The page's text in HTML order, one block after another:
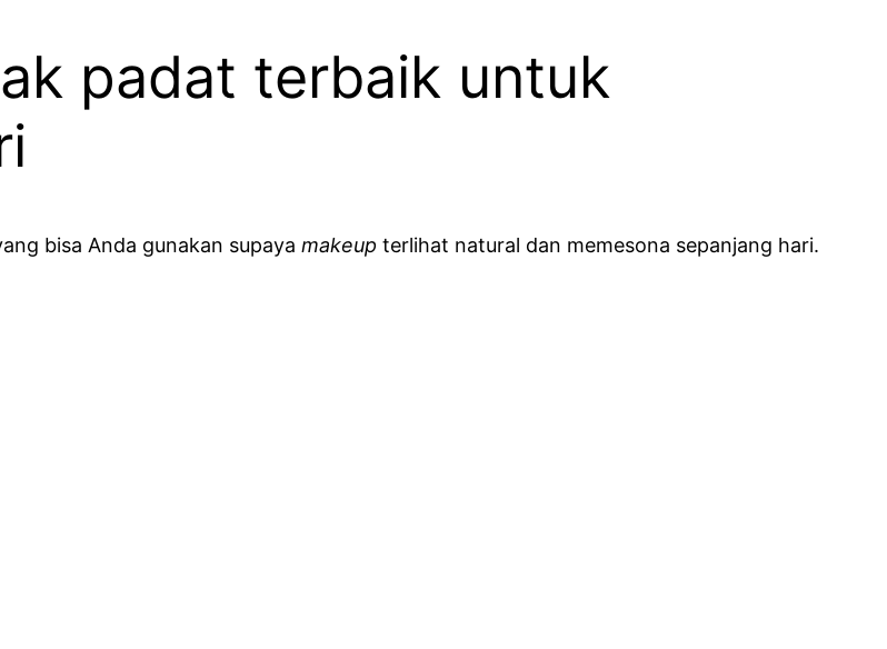
padat terbaik untuk
bisa Anda gunakan supaya makeup terlihat natural dan memesona sepanjang hari.